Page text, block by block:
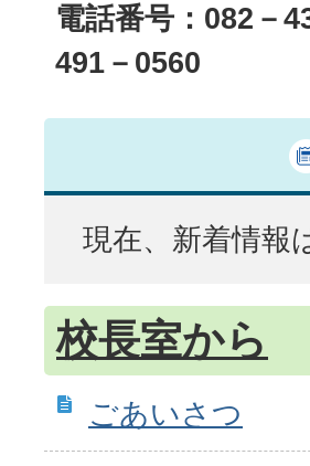
電話番号：082－
491－0560
現在、新着情報
校長室から
ごあいさつ